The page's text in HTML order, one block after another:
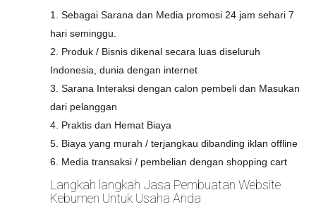
1. Sebagai Sarana dan Media promosi 24 jam sehari 7
hari seminggu.
2. Produk / Bisnis dikenal secara luas diseluruh
Indonesia, dunia dengan internet
3. Sarana Interaksi dengan calon pembeli dan Masukan
dari pelanggan
4. Praktis dan Hemat Biaya
5. Biaya yang murah / terjangkau dibanding iklan offline
6. Media transaksi / pembelian dengan shopping cart
Langkah langkah Jasa Pembuatan Website
Kebumen Untuk Usaha Anda